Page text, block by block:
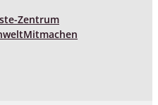
Zentrum
Mitmachen